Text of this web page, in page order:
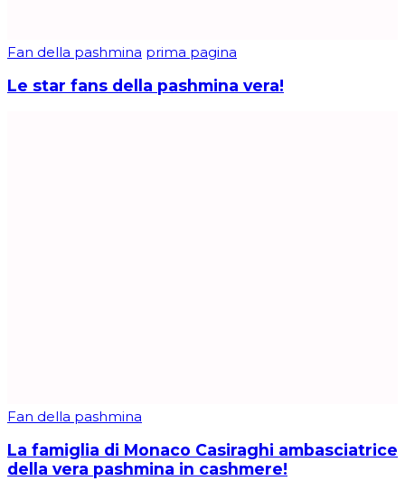
Fan della pashmina prima pagina
Le star fans della pashmina vera!
Fan della pashmina
La famiglia di Monaco Casiraghi ambasciatrice
della vera pashmina in cashmere!